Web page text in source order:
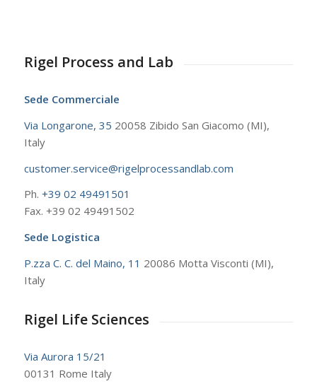
Rigel Process and Lab
Sede Commerciale
Via Longarone, 35 20058 Zibido San Giacomo (MI),
Italy
customer.service@rigelprocessandlab.com
Ph. +39 02 49491501
Fax. +39 02 49491502
Sede Logistica
P.zza C. C. del Maino, 11 20086 Motta Visconti (MI),
Italy
Rigel Life Sciences
Via Aurora 15/21
00131 Rome Italy